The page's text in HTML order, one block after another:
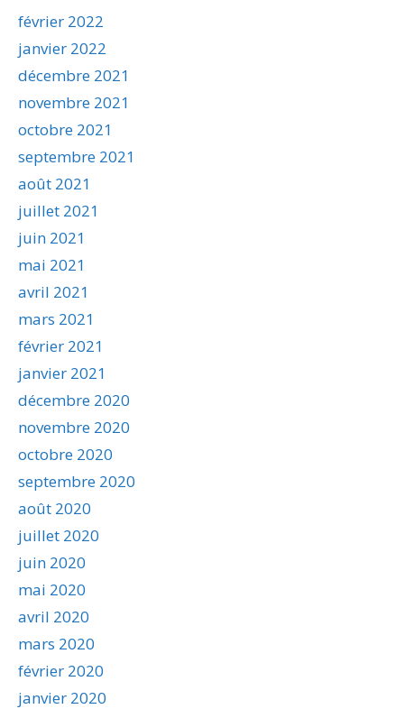
février 2022
janvier 2022
décembre 2021
novembre 2021
octobre 2021
septembre 2021
août 2021
juillet 2021
juin 2021
mai 2021
avril 2021
mars 2021
février 2021
janvier 2021
décembre 2020
novembre 2020
octobre 2020
septembre 2020
août 2020
juillet 2020
juin 2020
mai 2020
avril 2020
mars 2020
février 2020
janvier 2020